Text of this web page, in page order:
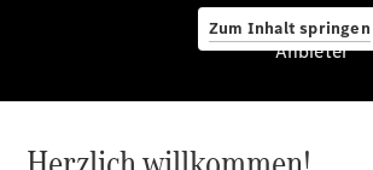
Zum Inhalt springen
Anbieter
Anbieter